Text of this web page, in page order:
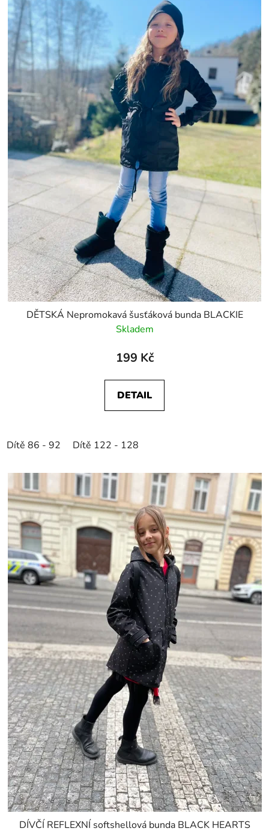
DĚTSKÁ Nepromokavá šusťáková bunda BLACKIE
Skladem
199 Kč
DETAIL
Dítě 86 - 92 Dítě 122 - 128
DÍVČÍ REFLEXNÍ softshellová bunda BLACK HEARTS